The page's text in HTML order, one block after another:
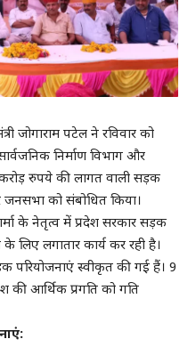
जोगाराम पटेल ने रविवार को
निर्माण विभाग और
रुपये की लागत वाली सड़क
को संबोधित किया।
के नेतृत्व में प्रदेश सरकार सड़क
लगातार कार्य कर रही है।
स्वीकृत की गई हैं। 9
की आर्थिक प्रगति को गति